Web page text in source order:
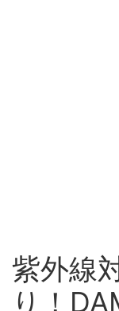
紫外線
り！